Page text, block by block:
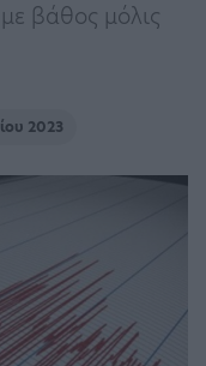
βάθος μόλις
2023